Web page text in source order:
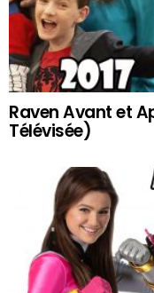
Raven Avant et
Télévisée)